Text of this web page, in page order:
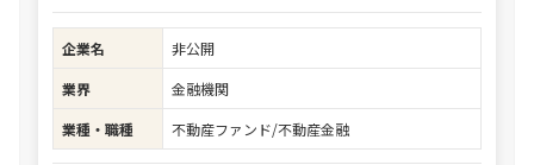
企業名
非公開
業界
金融機関
業種・職種
不動産ファンド/不動産金融